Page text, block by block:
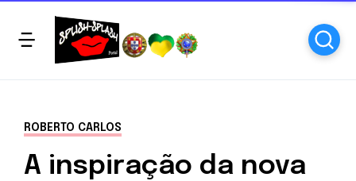
ROBERTO CARLOS
A inspiração da nova